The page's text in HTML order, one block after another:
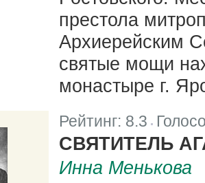
престола
Архиерейским
святые мощи
монастыре г.
Рейтинг: 8.3
СВЯТИТЕЛЬ
Инна Менькова